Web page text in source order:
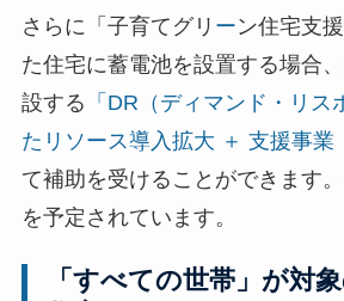
さらに「子育てグリ ーン住宅支
た住宅に蓄電池を設置する場合
設する 「DR（ディマンド・リス
たリソース導入拡大 ＋ 支援事業
て補助を受けることができます
を予定されています。
「すべての世帯」が対